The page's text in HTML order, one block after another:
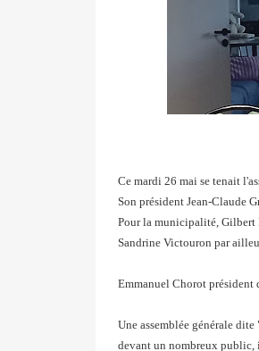
Ce mardi 26 mai se tenait
Son président Jean-Claude
Pour la municipalité, Gilbert
Sandrine Victouron par
Emmanuel Chorot président
Une assemblée générale
devant un nombreux public,